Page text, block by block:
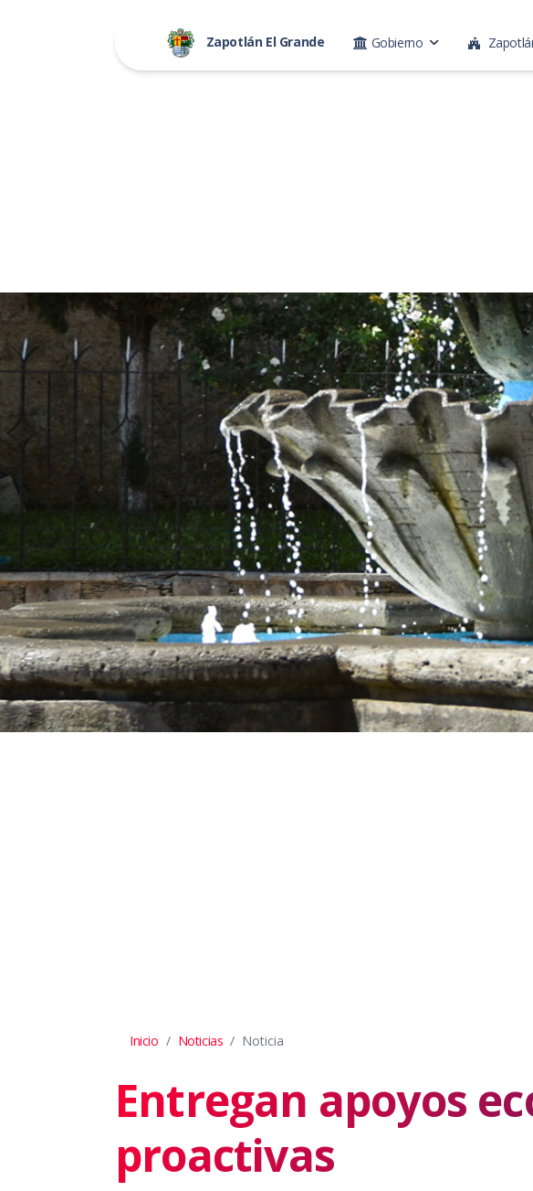
Zapotlán El Grande Gobierno
Inicio Noticias Noticia
Entregan apoyos
proactivas